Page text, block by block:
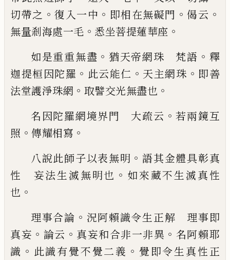
切帶之 。復入一中 。 即相在無礙門 。偈云 。
無量剎海處一毛 。 悉坐菩提蓮華座 。
如是重重無盡 。猶天帝網珠 梵語 。 釋
迦提桓因陀羅 。 此云能仁 。 天主網珠 。 即善
法堂護淨珠網 。 取譬交光無盡也 。
名因陀羅網境界門 大疏云 。若兩鏡互
照 。 傳耀相寫 。
八說此師子以表無明 。語其金體具彰真
性
妄法生滅無明也 。 如來藏不生滅真性
也 。
理事合論 。 況阿賴識令生正解 理事即
真妄 。 論云 。 真妄和合非一非異 。 名阿賴耶
識 。 此識有覺不覺二義 。 覺即令生真性正